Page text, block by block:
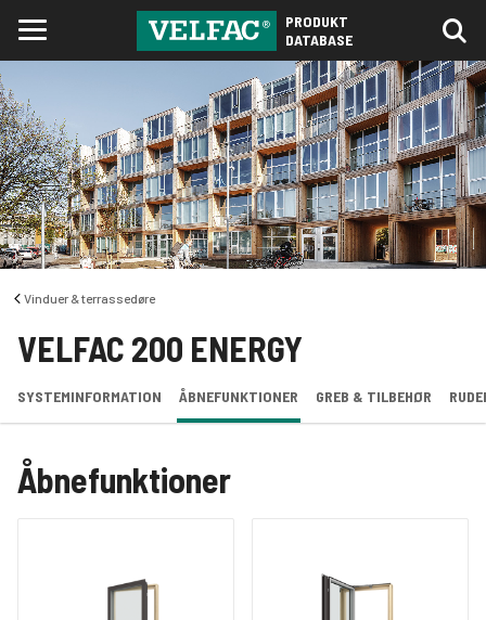
PRODUKT
DATABASE
Vinduer & terrassedøre
VELFAC 200 ENERGY
SYSTEMINFORMATION ÅBNEFUNKTIONER GREB & TILBEHØR
Åbnefunktioner